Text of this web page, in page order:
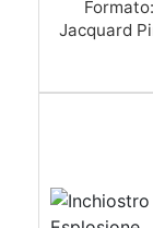
Jacquard
perfetto
Questo